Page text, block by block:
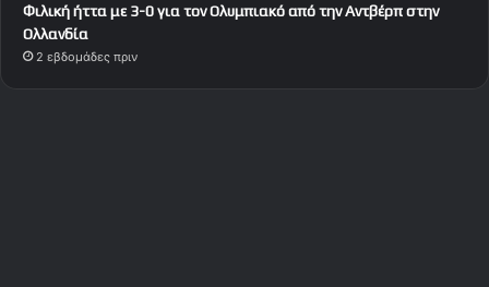
Φιλική ήττα με 3-0 για τον Ολυμπιακό από την Αντβέρπ στην
Ολλανδία
2 εβδομάδες πριν